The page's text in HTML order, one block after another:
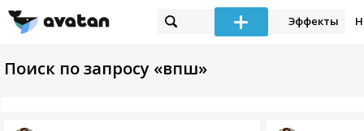
Эффекты
Поиск по запросу «впш»